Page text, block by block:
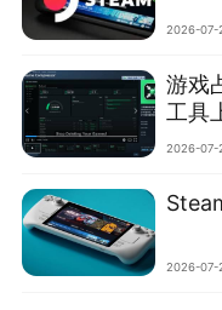
2026-07-
游戏
工具
2026-07-
2026-07-